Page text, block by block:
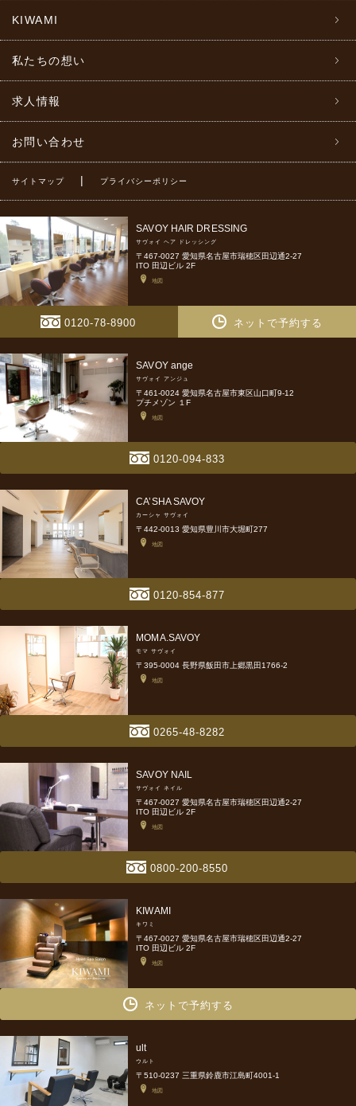
KIWAMI
私たちの想い
求人情報
お問い合わせ
サイトマップ | プライバシーポリシー
SAVOY HAIR DRESSING
サヴォイ ヘア ドレッシング
〒467-0027 愛知県名古屋市瑞穂区田辺通2-27
ITO 田辺ビル 2F
地図
0120-78-8900 ネットで予約する
SAVOY ange
サヴォイ アンジュ
〒461-0024 愛知県名古屋市東区山口町9-12
プチメゾン １F
地図
0120-094-833
CA’SHA SAVOY
カーシャ サヴォイ
〒442-0013 愛知県豊川市大堀町277
地図
0120-854-877
MOMA.SAVOY
モマ サヴォイ
〒395-0004 長野県飯田市上郷黒田1766-2
地図
0265-48-8282
SAVOY NAIL
サヴォイ ネイル
〒467-0027 愛知県名古屋市瑞穂区田辺通2-27
ITO 田辺ビル 2F
地図
0800-200-8550
KIWAMI
キワミ
〒467-0027 愛知県名古屋市瑞穂区田辺通2-27
ITO 田辺ビル 2F
地図
ネットで予約する
ult
ウルト
〒510-0237 三重県鈴鹿市江島町4001-1
地図